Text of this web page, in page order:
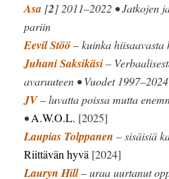
Asa [2] 2011–2022 • Jatkojen
pariin
Eevil Stöö– kuinka
Juhani Saksikäsi–
avaruuteen • Vuodet 1997–2024
JV– luvatta poissa mutta
•A.W.O.L. [2025]
Laupias Tolppanen – sisäisiä
Riittävän hyvä [2024]
Lauryn Hill– uraa uurtanut